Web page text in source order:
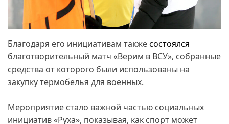
Благодаря его инициативам такжесостоялся
благотворительный матч «Верим в ВСУ», собранные
средства от которого были использованы на
закупку термобелья для военных.
Мероприятие стало важной частью социальных
инициатив «Руха», показывая, как спорт может